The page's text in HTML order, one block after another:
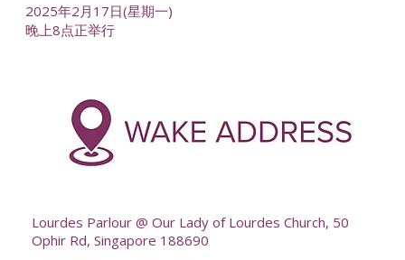
2025年2月17日(星期一)
晚上8点正举行
Lourdes Parlour @ Our Lady of Lourdes Church, 50
Ophir Rd, Singapore 188690